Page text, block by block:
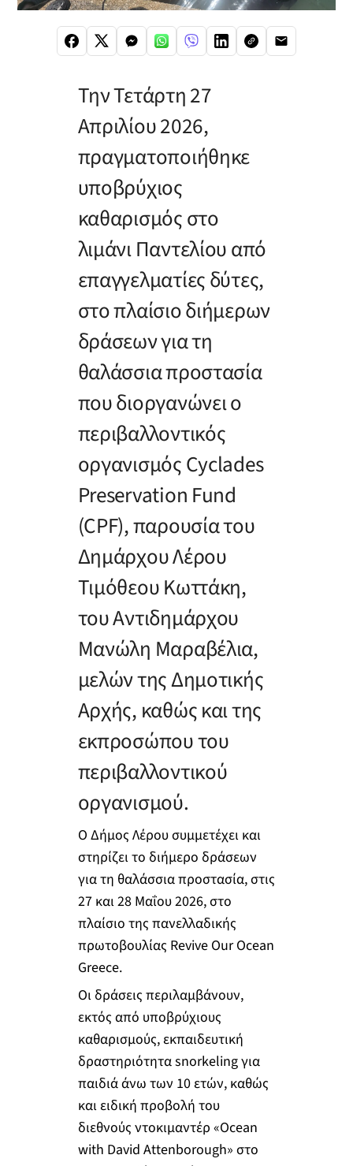
Την Τετάρτη 27
Απριλίου 2026,
πραγματοποιήθηκε
υποβρύχιος
καθαρισμός στο
λιμάνι Παντελίου από
επαγγελματίες δύτες,
στο πλαίσιο διήμερων
δράσεων για τη
θαλάσσια προστασία
που διοργανώνει ο
περιβαλλοντικός
οργανισμός Cyclades
Preservation Fund
(CPF), παρουσία του
Δημάρχου Λέρου
Τιμόθεου Κωττάκη,
του Αντιδημάρχου
Μανώλη Μαραβέλια,
μελών της Δημοτικής
Αρχής, καθώς και της
εκπροσώπου του
περιβαλλοντικού
οργανισμού.
Ο Δήμος Λέρου συμμετέχει και
στηρίζει το διήμερο δράσεων
για τη θαλάσσια προστασία, στις
27 και 28 Μαΐου 2026, στο
πλαίσιο της πανελλαδικής
πρωτοβουλίας Revive Our Ocean
Greece.
Οι δράσεις περιλαμβάνουν,
εκτός από υποβρύχιους
καθαρισμούς, εκπαιδευτική
δραστηριότητα snorkeling για
παιδιά άνω των 10 ετών, καθώς
και ειδική προβολή του
διεθνούς ντοκιμαντέρ «Ocean
with David Attenborough» στο